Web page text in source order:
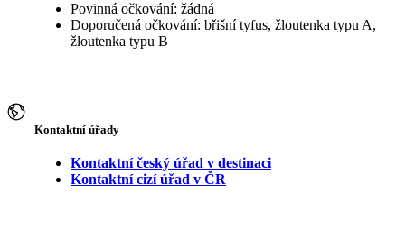
Povinná očkování: žádná
Doporučená očkování: břišní tyfus, žloutenka typu A,
žloutenka typu B
Kontaktní úřady
Kontaktní český úřad v destinaci
Kontaktní cizí úřad v ČR